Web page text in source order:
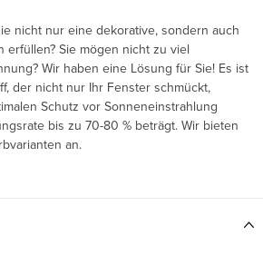
nicht nur eine dekorative, sondern auch
erfüllen? Sie mögen nicht zu viel
Wir haben eine Lösung für Sie! Es ist
der nicht nur Ihr Fenster schmückt,
Schutz vor Sonneneinstrahlung
bis zu 70-80 % beträgt. Wir bieten
an.